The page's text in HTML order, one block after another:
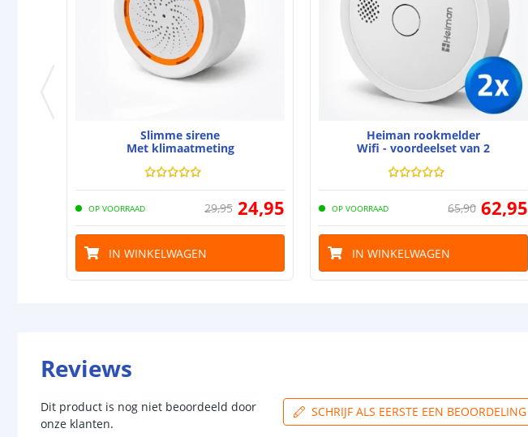
Slimme sirene
Met klimaatmeting
OP VOORRAAD 29,95 24,95
IN WINKELWAGEN
Heiman rookmelder
Wifi - voordeelset van 2
OP VOORRAAD 65,90 62,95
IN WINKELWAGEN
Reviews
Dit product is nog niet beoordeeld door
onze klanten.
SCHRIJF ALS EERSTE EEN BEOORDELING